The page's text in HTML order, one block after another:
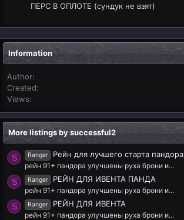
ПЕРС В ОПЛОТЕ (сундук не взят)
Information
Author
Created
Views
More listings by successful2
S Ranger Рейн для лучшего старта пандора
рейн 91+ пандора улучшены руха брони и...
S Ranger РЕЙН ДЛЯ ИВЕНТА ПАНДА
рейн 91+ пандора улучшены руха брони и...
S Ranger РЕЙН ДЛЯ ИВЕНТА
рейн 91+ пандора улучшены руха брони и...